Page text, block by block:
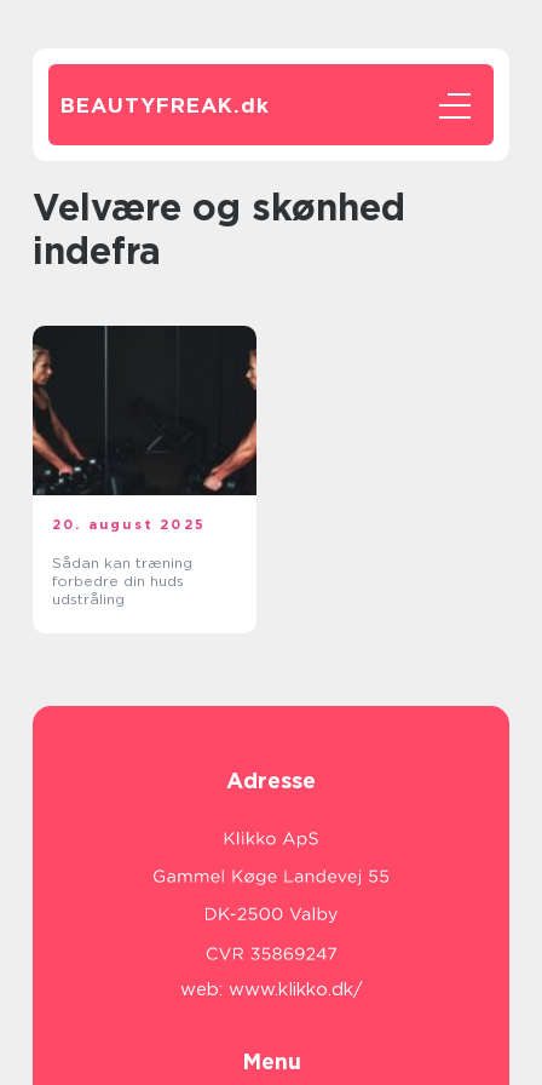
BEAUTYFREAK.dk
Velvære og skønhed
indefra
20. august 2025
Sådan kan træning
forbedre din huds
udstråling
Adresse
web: www.klikko.dk/
Menu